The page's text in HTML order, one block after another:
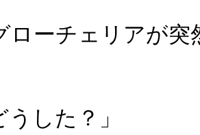
ローチェリアが
した？」